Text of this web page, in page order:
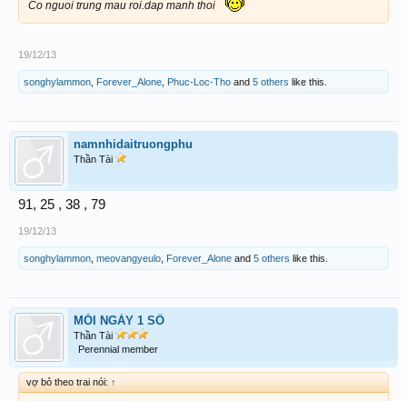
Co nguoi trung mau roi.dap manh thoi
19/12/13
songhylammon Forever_Alone Phuc-Loc-Tho and 5 others like this.
namnhidaitruongphu
Thần Tài
91, 25 , 38 , 79
19/12/13
songhylammon meovangyeulo Forever_Alone and 5 others like this.
MỖI NGÀY 1 SỐ
Thần Tài
Perennial member
vợ bỏ theo trai nói: ↑